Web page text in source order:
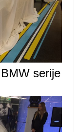
serije